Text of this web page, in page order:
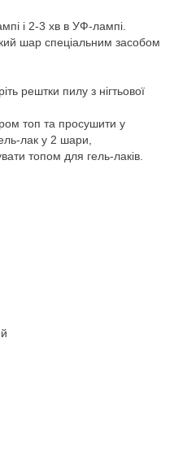
і 2-3 хв в УФ-лампі.
шар спеціальним засобом
рештки пилу з нігтьової
топ та просушити у
лак у 2 шари,
топом для гель-лаків.